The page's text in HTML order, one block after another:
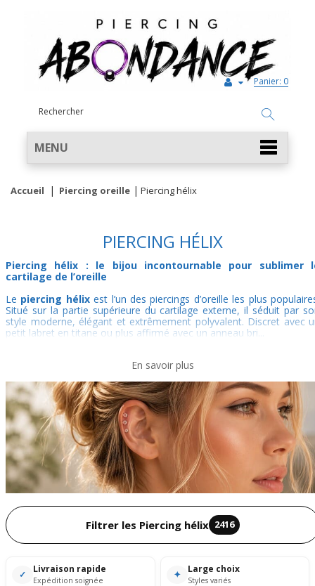
Panier: 0
MENU
Accueil Piercing oreille Piercing hélix
PIERCING HÉLIX
Piercing hélix : le bijou incontournable pour sublimer
cartilage de l’oreille
Le piercing hélixest l’un des piercings d’oreille les plus
Situé sur la partie supérieure du cartilage externe, il séduit par
style moderne, élégant et extrêmement polyvalent. Discret avec
petit labret en titane ou plus affirmé avec un anneau bri...
En savoir plus
Filtrer les Piercing hélix 2416
✓ Livraison rapide
Expédition soignée ✦ Large choix
Styles variés